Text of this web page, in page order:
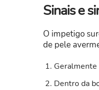
Sinais e
O impetigo
de pele
Geralmente
Dentro da